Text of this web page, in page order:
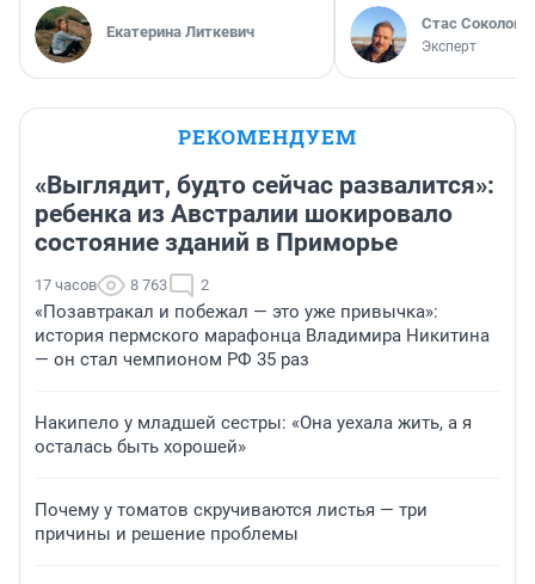
Екатерина Литкевич Стас Соколов
Эксперт
РЕКОМЕНДУЕМ
«Выглядит, будто сейчас развалится»:
ребенка из Австралии шокировало
состояние зданий в Приморье
17 часов 8 763 2
«Позавтракал и побежал — это уже привычка»:
история пермского марафонца Владимира Никитина
— он стал чемпионом РФ 35 раз
Накипело у младшей сестры: «Она уехала жить, а я
осталась быть хорошей»
Почему у томатов скручиваются листья — три
причины и решение проблемы